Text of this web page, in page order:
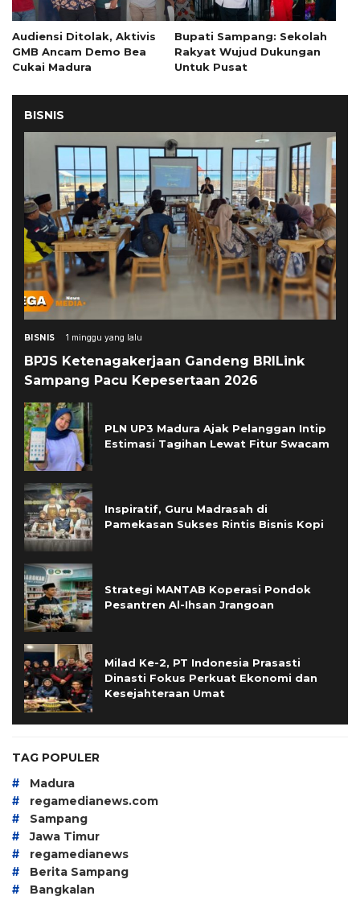
Audiensi Ditolak, Aktivis
GMB Ancam Demo Bea
Cukai Madura
Bupati Sampang: Sekolah
Rakyat Wujud Dukungan
Untuk Pusat
BISNIS
BISNIS 1 minggu yang lalu
BPJS Ketenagakerjaan Gandeng BRILink
Sampang Pacu Kepesertaan 2026
PLN UP3 Madura Ajak Pelanggan Intip
Estimasi Tagihan Lewat Fitur Swacam
Inspiratif, Guru Madrasah di
Pamekasan Sukses Rintis Bisnis Kopi
Strategi MANTAB Koperasi Pondok
Pesantren Al-Ihsan Jrangoan
Milad Ke-2, PT Indonesia Prasasti
Dinasti Fokus Perkuat Ekonomi dan
Kesejahteraan Umat
TAG POPULER
# Madura
# regamedianews.com
# Sampang
# Jawa Timur
# regamedianews
# Berita Sampang
#
Bangkalan